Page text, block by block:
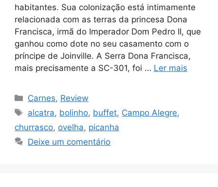
habitantes. Sua colonização está intimamente
relacionada com as terras da princesa Dona
Francisca, irmã do Imperador Dom Pedro II, que
ganhou como dote no seu casamento com o
príncipe de Joinville. A Serra Dona Francisca,
mais precisamente a SC-301, foi … Ler mais
Categorias
Carnes, Review
Tags
alcatra, bolinho, buffet, Campo Alegre,
churrasco, ovelha, picanha
Deixe um comentário